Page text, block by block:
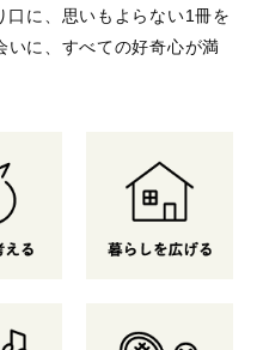
口に、思いもよらない1冊を
いに、すべての好奇心が満